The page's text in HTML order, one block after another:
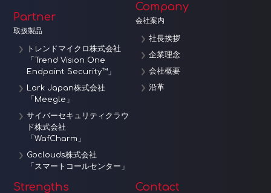
Partner
取扱製品
トレンドマイクロ株式会社
「Trend Vision One
Endpoint Security™」
Lark Japan株式会社
「Meegle」
サイバーセキュリティクラウ
ド株式会社
「WafCharm」
Goclouds株式会社
「スマートコールセンター」
Company
会社案内
社長挨拶
企業理念
会社概要
沿革
Strengths Contact